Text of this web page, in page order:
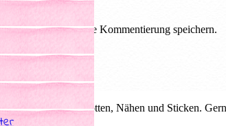
für die nächste Kommentierung speichern.
zum plotten, Nähen und Sticken.